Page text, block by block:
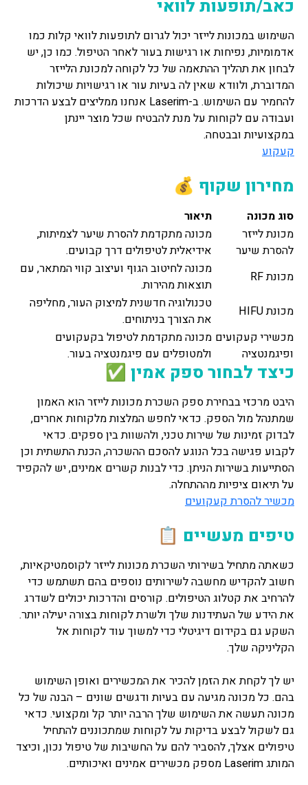
כאב/תופעות לוואי
השימוש במכונות לייזר יכול לגרום לתופעות לוואי קלות כמו
אדמומיות, נפיחות או רגישות בעור לאחר הטיפול. כמו כן, יש
לבחון את תהליך ההתאמה של כל לקוחה למכונת הלייזר
המדוברת, ולוודא שאין לה בעיות עור או רגישויות שיכולות
להחמיר עם השימוש. ב-Laserim אנחנו ממליצים לבצע הדרכות
ועבודה עם לקוחות על מנת להבטיח שכל מוצר יינתן
במקצועיות ובבטחה.
קעקוע
מחירון שקוף 💰
סוג מכונה
תיאור
מכונת לייזר
להסרת שיער
מכונה מתקדמת להסרת שיער לצמיתות,
אידיאלית לטיפולים דרך קבועים.
מכונת RF
מכונה לחיטוב הגוף ועיצוב קווי המתאר, עם
תוצאות מהירות.
מכונת HIFU
טכנולוגיה חדשנית למיצוק העור, מחליפה
את הצורך בניתוחים.
מכשירי קעקועים
ופיגמנטציה
מכונה מתקדמת לטיפול בקעקועים
ולמטופלים עם פיגמנטציה בעור.
כיצד לבחור ספק אמין ✅
היבט מרכזי בבחירת ספק השכרת מכונות לייזר הוא האמון
שמתנהל מול הספק. כדאי לחפש המלצות מלקוחות אחרים,
לבדוק זמינות של שירות טכני, ולהשוות בין ספקים. כדאי
לקבוע פגישה בכל הנוגע להסכם ההשכרה, הכנת התשתית וכן
הסתייעות בשירות הניתן. כדי לבנות קשרים אמינים, יש להקפיד
על תיאום ציפיות מההתחלה.
מכשיר להסרת קעקועים
טיפים מעשיים 📋
כשאתה מתחיל בשירותי השכרת מכונות לייזר לקוסמטיקאיות,
חשוב להקדיש מחשבה לשירותים נוספים בהם תשתמש כדי
להרחיב את קטלוג הטיפולים. קורסים והדרכות יכולים לשדרג
את הידע של העתידנות שלך ולשרת לקוחות בצורה יעילה יותר.
השקע גם בקידום דיגיטלי כדי למשוך עוד לקוחות אל
הקליניקה שלך.
יש לך לקחת את הזמן להכיר את המכשירים ואופן השימוש
בהם. כל מכונה מגיעה עם בעיות ודגשים שונים – הבנה של כל
מכונה תעשה את השימוש שלך הרבה יותר קל ומקצועי. כדאי
גם לשקול לבצע בדיקות על לקוחות שמתכוננים להתחיל
טיפולים אצלך, להסביר להם על החשיבות של טיפול נכון, וכיצד
המותג Laserim מספק מכשירים אמינים ואיכותיים.